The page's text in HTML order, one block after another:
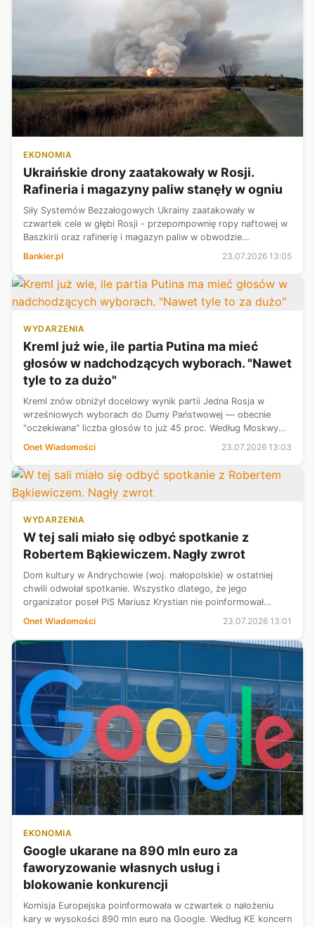
EKONOMIA
Ukraińskie drony zaatakowały w Rosji.
Rafineria i magazyny paliw stanęły w ogniu
Siły Systemów Bezzałogowych Ukrainy zaatakowały w
czwartek cele w głębi Rosji - przepompownię ropy naftowej w
Baszkirii oraz rafinerię i magazyn paliw w obwodzie
uljanowskim – poinformował w czwartek ukraiński portal
Militarnyj, powołując się na rela...
Bankier.pl 23.07.2026 13:05
WYDARZENIA
Kreml już wie, ile partia Putina ma mieć
głosów w nadchodzących wyborach. "Nawet
tyle to za dużo"
Kreml znów obniżył docelowy wynik partii Jedna Rosja w
wrześniowych wyborach do Dumy Państwowej — obecnie
"oczekiwana" liczba głosów to już 45 proc. Według Moskwy
wyższy wynik byłby podejrzany w obecnych okolicznościach.
Onet Wiadomości 23.07.2026 13:03
WYDARZENIA
W tej sali miało się odbyć spotkanie z
Robertem Bąkiewiczem. Nagły zwrot
Dom kultury w Andrychowie (woj. małopolskie) w ostatniej
chwili odwołał spotkanie. Wszystko dlatego, że jego
organizator poseł PiS Mariusz Krystian nie poinformował
przedstawicieli instytucji, że głównym gościem ma na nim być
Onet Wiadomości 23.07.2026 13:01
EKONOMIA
Google ukarane na 890 mln euro za
faworyzowanie własnych usług i
blokowanie konkurencji
Komisja Europejska poinformowała w czwartek o nałożeniu
kary w wysokości 890 mln euro na Google. Według KE koncern